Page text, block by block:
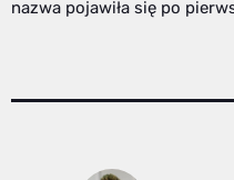
nazwa pojawiła się po